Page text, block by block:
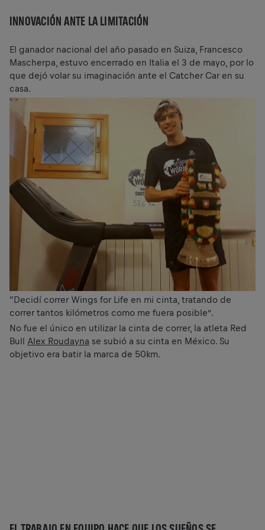
INNOVACIÓN ANTE LA LIMITACIÓN
El ganador nacional del año pasado en Suiza, Francesco
Mascherpa, estuvo encerrado en Italia el 3 de mayo, por lo
que dejó volar su imaginación ante el Catcher Car en su
casa.
“Decidí correr Wings for Life en mi cinta, tratando de
correr tantos kilómetros como me fuera posible”.
No fue el único en utilizar la cinta de correr, la atleta Red
Bull Alex Roudayna se subió a su cinta en México. Su
objetivo era batir la marca de 50km.